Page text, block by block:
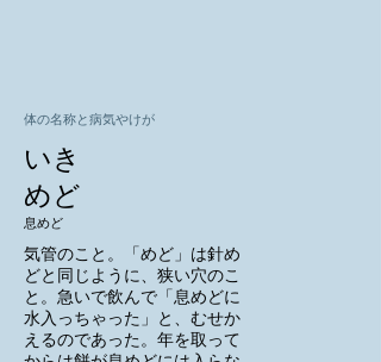
体の名称と病気やけが
いき
めど
息めど
気管のこと。「めど」は針め
どと同じように、狭い穴のこ
と。急いで飲んで「息めどに
水入っちゃった」と、むせか
えるのであった。年を取って